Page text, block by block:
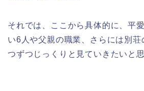
それでは、ここから具体的に、平
い6人や父親の職業、さらには別荘
つずつじっくりと見ていきたいと思